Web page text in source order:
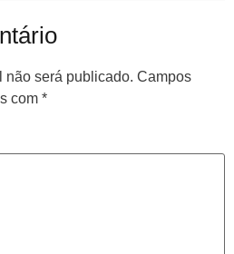
não será publicado. Campos
com *